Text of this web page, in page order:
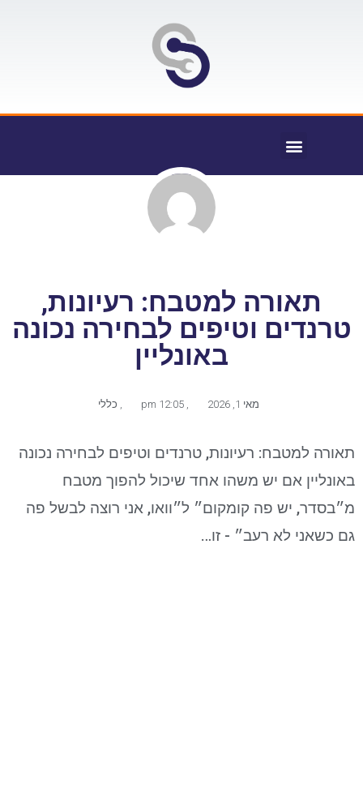
תאורה למטבח: רעיונות,
טרנדים וטיפים לבחירה נכונה
באונליין
מאי 1, 2026 ,
12:05 pm
, כללי
תאורה למטבח: רעיונות, טרנדים וטיפים לבחירה נכונה
באונליין אם יש משהו אחד שיכול להפוך מטבח
מ״בסדר, יש פה קומקום״ ל״וואו, אני רוצה לבשל פה
גם כשאני לא רעב״ - זו…